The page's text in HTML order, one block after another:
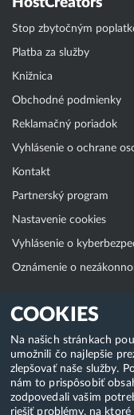
COOKIES
Na našich stránkach
umožnili čo najlepšie
zlepšovať naše služby.
nám to prispôsobiť
zodpovedali vašim
riešiť problémy, na ktoré
Stop zbytočným
Platba za služby
Knižnica
Obchodné podmienky
Reklamačný poriadok
Vyhlásenie o ochrane
Kontakt
Partnerský program
Nastavenie cookies
Vyhlásenie o
Oznámenie o
Klientská zóna
WebAdmin
WebMail
Zmena hesla (E-mail,
Webhosting